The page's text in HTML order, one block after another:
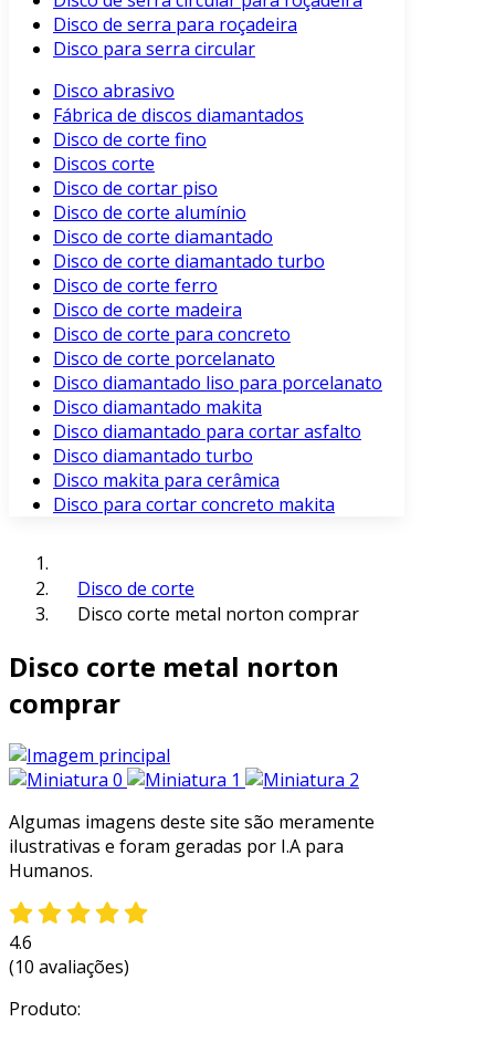
Disco de serra para roçadeira
Disco para serra circular
Disco abrasivo
Fábrica de discos diamantados
Disco de corte fino
Discos corte
Disco de cortar piso
Disco de corte alumínio
Disco de corte diamantado
Disco de corte diamantado turbo
Disco de corte ferro
Disco de corte madeira
Disco de corte para concreto
Disco de corte porcelanato
Disco diamantado liso para porcelanato
Disco diamantado makita
Disco diamantado para cortar asfalto
Disco diamantado turbo
Disco makita para cerâmica
Disco para cortar concreto makita
Disco de corte
Disco corte metal norton comprar
Disco corte metal norton
comprar
Algumas imagens deste site são meramente
ilustrativas e foram geradas por I.A para
Humanos.
4.6
(10 avaliações)
Produto: